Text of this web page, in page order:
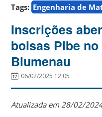
Tags: Engenharia de
Inscrições
bolsas Pibe
Blumenau
06/02/2025 12:05
Atualizada em 28/02/